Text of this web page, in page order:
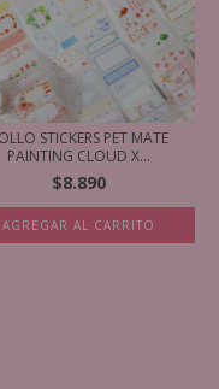
STICKERS PET MATE
PAINTING CLOUD X...
$8.890
AGREGAR AL CARRITO